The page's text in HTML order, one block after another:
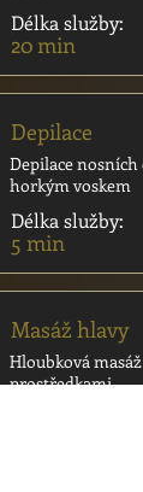
Délka služby:
20 min
Depilace
Depilace
horkým voskem
Délka služby:
5 min
Masáž hlavy
Hloubková
prostředkami